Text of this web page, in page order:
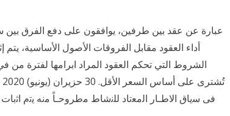
أداء العقود مقابل الفروقات الأصول الأساسية،
الشروط التي تحكم العقود المراد ابرامها لفترة
ﻓﻰ ﺳﻳﺎق اﻻطـﺎر اﻟﻣﻌﺗﺎد ﻟﻠﻧﺷﺎط ﻣطروﺣـﺎً ﻣﻧﻪ ﻳﺗم اﺛﺑﺎت